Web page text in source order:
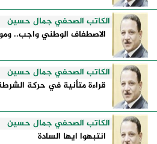
الكاتب الصحفي جمال حسين
الاصطفاف الوطني واجب..
الكاتب الصحفي جمال حسين
قراءة متأنية في حركة الشرطة
الكاتب الصحفي جمال حسين
انتبهوا ايها السادة